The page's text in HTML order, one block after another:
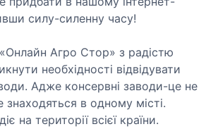
силу-силенну часу!
Агро Стор» з радістю
необхідності відвідувати
Адже консервні заводи-це не
знаходяться в одному місті.
на території всієї країни.